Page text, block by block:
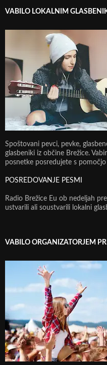
VABILO LOKALNIM
Spoštovani pevci, pevke,
glasbeniki iz občine Brežice.
posnetke posredujete s pomočjo
POSREDOVANJE PESMI
Radio Brežice Eu ob nedeljah
ustvarili ali soustvarili lokalni
VABILO ORGANIZATORJEM